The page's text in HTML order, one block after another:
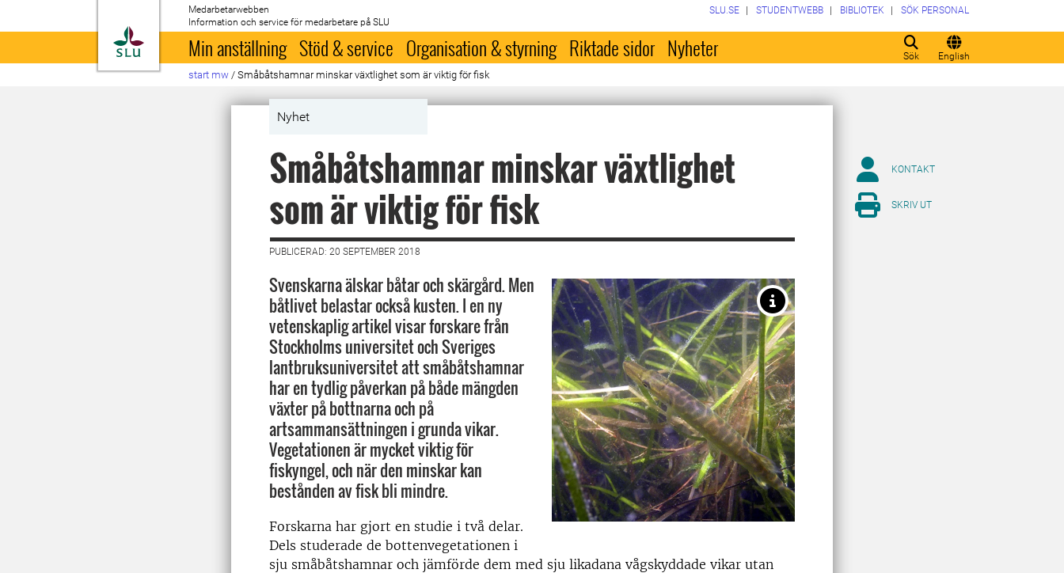
Till startsida
Medarbetarwebben
Information och service för medarbetare på SLU
Sök English
SLU.SE STUDENTWEBB BIBLIOTEK SÖK PERSONAL
Min anställning Stöd & service Organisation & styrning Riktade sidor Nyheter
start mw / Småbåtshamnar minskar växtlighet som är viktig för fisk
Nyhet
Småbåtshamnar minskar växtlighet
som är viktig för fisk
PUBLICERAD: 20 SEPTEMBER 2018
Svenskarna älskar båtar och skärgård. Men
båtlivet belastar också kusten. I en ny
vetenskaplig artikel visar forskare från
Stockholms universitet och Sveriges
lantbruksuniversitet att småbåtshamnar
har en tydlig påverkan på både mängden
växter på bottnarna och på
artsammansättningen i grunda vikar.
Vegetationen är mycket viktig för
fiskyngel, och när den minskar kan
bestånden av fisk bli mindre.
Forskarna har gjort en studie i två delar.
Dels studerade de bottenvegetationen i
sju småbåtshamnar och jämförde dem med sju likadana vågskyddade vikar utan
KONTAKT
SKRIV UT